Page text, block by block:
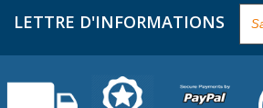
LETTRE D'INFORMATIONS